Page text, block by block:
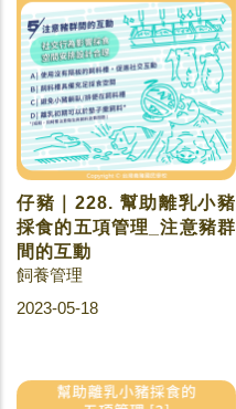
仔豬｜228. 幫助離乳小豬
採食的五項管理_注意豬群
間的互動
飼養管理
2023-05-18